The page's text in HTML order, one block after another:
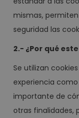
mismas,
seguridad las
2.- ¿Por qué
Se utilizan
experiencia
importante de
otras finalidades,